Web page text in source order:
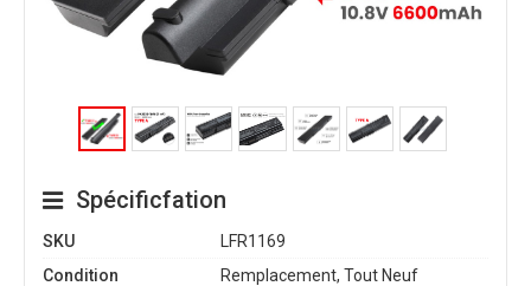
Spécificfation
SKU
LFR1169
Condition
Remplacement, Tout Neuf